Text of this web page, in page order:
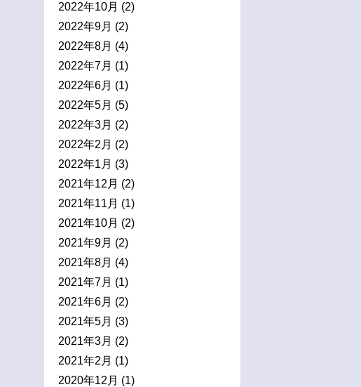
2022年10月 (2)
2022年9月 (2)
2022年8月 (4)
2022年7月 (1)
2022年6月 (1)
2022年5月 (5)
2022年3月 (2)
2022年2月 (2)
2022年1月 (3)
2021年12月 (2)
2021年11月 (1)
2021年10月 (2)
2021年9月 (2)
2021年8月 (4)
2021年7月 (1)
2021年6月 (2)
2021年5月 (3)
2021年3月 (2)
2021年2月 (1)
2020年12月 (1)